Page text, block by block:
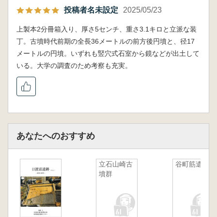
(3)墳丘出土の古墳にともなう遺物 (山
本 亮・奥山 貴・長友朋子)
(4)墳丘出土の古墳築造後の遺物 (山本
亮)
第4章 龍子三ツ塚2号墳
2 トレンチの配置 (岩本 崇)
3 墳丘の構造
(2)墳丘第2トレンチ (山本原也・金 宇
大)
4 埋葬施設の構造
(1)過去の調査記録 (田中 大)
(2)検出状況 (大澤正吾)
(3)竪穴式石槨と墳丘の関係 (志田真吾)
(4)竪穴式石槨 (土屋隆史・岩本 崇)
投稿者名未設定 2025/05/23
上製本2分冊箱入り、厚さ5センチ、重さ3.1キロと立派な装
丁。古墳時代前期の全長36メートルの前方後円墳と、径17
メートルの円墳。いずれも竪穴式石室から鏡などが出土して
いる。大学の調査のため考察も充実。
あなたへのおすすめ
立石山崎古
墳群
谷町筋遺跡